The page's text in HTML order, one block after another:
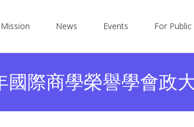
Mission News Events For Public
國際商學榮譽學會政